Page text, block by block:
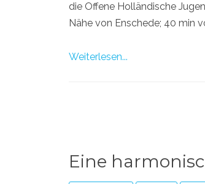
die Offene Holländische
Nähe von Enschede; 40 min
Weiterlesen...
Eine